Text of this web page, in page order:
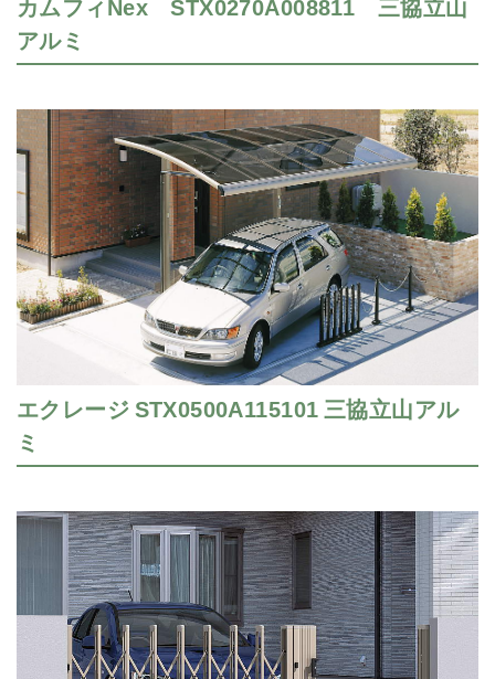
アルミ
エクレージ STX0500A115101 三協立山アル
ミ